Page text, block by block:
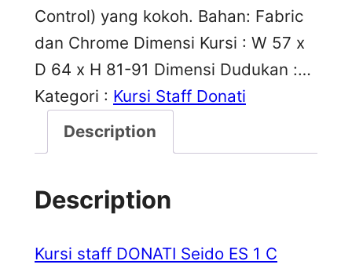
Control) yang kokoh. Bahan: Fabric
dan Chrome Dimensi Kursi : W 57 x
D 64 x H 81-91 Dimensi Dudukan :…
Kategori : Kursi Staff Donati
Description
Description
Kursi staff DONATI Seido ES 1 C